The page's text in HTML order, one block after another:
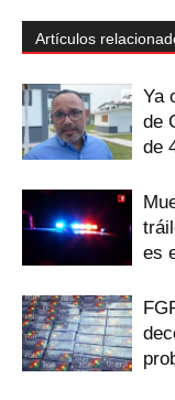
Artículos
Ya
de
de
es